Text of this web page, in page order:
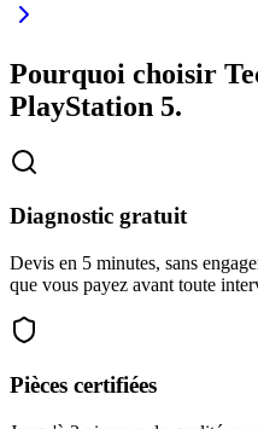
Pourquoi choisir
PlayStation 5.
Diagnostic gratuit
Devis en 5 minutes, sans
que vous payez avant toute
Pièces certifiées